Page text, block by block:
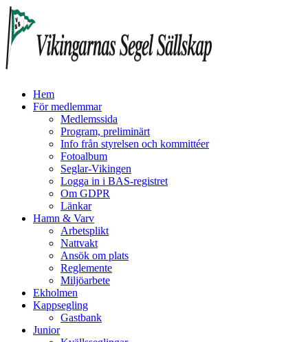
Hem
För medlemmar
Medlemssida
Program, preliminärt
Info från styrelsen och kommittéer
Fotoalbum
Seglar-Vikingen
Logga in i BAS-registret
Om GDPR
Länkar
Hamn & Varv
Arbetsplikt
Nattvakt
Ansök om plats
Reglemente
Miljöarbete
Ekholmen
Kappsegling
Gastbank
Junior